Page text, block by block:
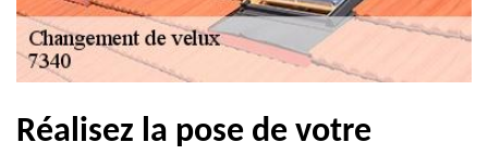
Réalisez la pose de votre